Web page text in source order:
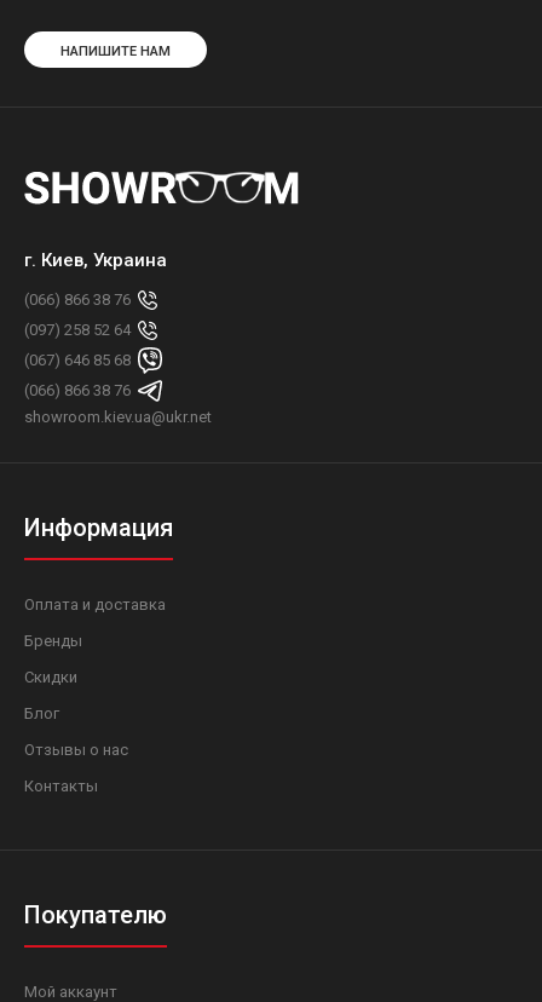
НАПИШИТЕ НАМ
г. Киев, Украина
(066) 866 38 76
(097) 258 52 64
(067) 646 85 68
(066) 866 38 76
showroom.kiev.ua@ukr.net
Информация
Оплата и доставка
Бренды
Скидки
Блог
Отзывы о нас
Контакты
Покупателю
Мой аккаунт